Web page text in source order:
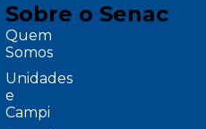
Sobre o Senac
Quem
Somos
Unidades
e
Campi